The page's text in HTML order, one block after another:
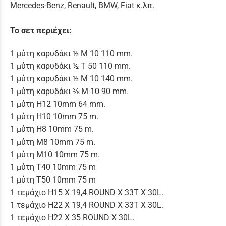
Mercedes-Benz, Renault, BMW, Fiat κ.λπ.
Το σετ περιέχει:
1 μύτη καρυδάκι ½ Μ 10 110 mm.
1 μύτη καρυδάκι ½ T 50 110 mm.
1 μύτη καρυδάκι ½ Μ 10 140 mm.
1 μύτη καρυδάκι ⅜ Μ 10 90 mm.
1 μύτη Η12 10mm 64 mm.
1 μύτη Η10 10mm 75 m.
1 μύτη Η8 10mm 75 m.
1 μύτη M8 10mm 75 m.
1 μύτη M10 10mm 75 m.
1 μύτη T40 10mm 75 m
1 μύτη T50 10mm 75 m
1 τεμάχιο Η15 Χ 19,4 ROUND X 33T X 30L.
1 τεμάχιο Η22 Χ 19,4 ROUND X 33T X 30L.
1 τεμάχιο Η22 Χ 35 ROUND X 30L.